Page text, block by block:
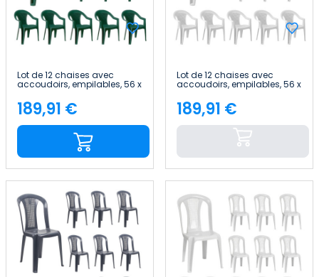
Lot de 12 chaises avec
accoudoirs, empilables, 56 x
75 x 79 cm 7house
Price
189,91 €
Lot de 12 chaises avec
accoudoirs, empilables, 56 x
75 x 79 cm 7house
Price
189,91 €